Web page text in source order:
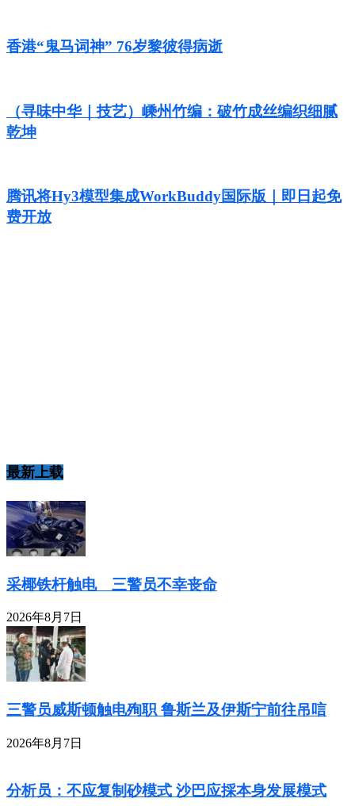
香港“鬼马词神” 76岁黎彼得病逝
（寻味中华｜技艺）嵊州竹编：破竹成丝编织细腻
乾坤
腾讯将Hy3模型集成WorkBuddy国际版｜即日起免
费开放
最新上载
采椰铁杆触电 三警员不幸丧命
2026年8月7日
三警员威斯顿触电殉职 鲁斯兰及伊斯宁前往吊唁
2026年8月7日
分析员：不应复制砂模式 沙巴应採本身发展模式